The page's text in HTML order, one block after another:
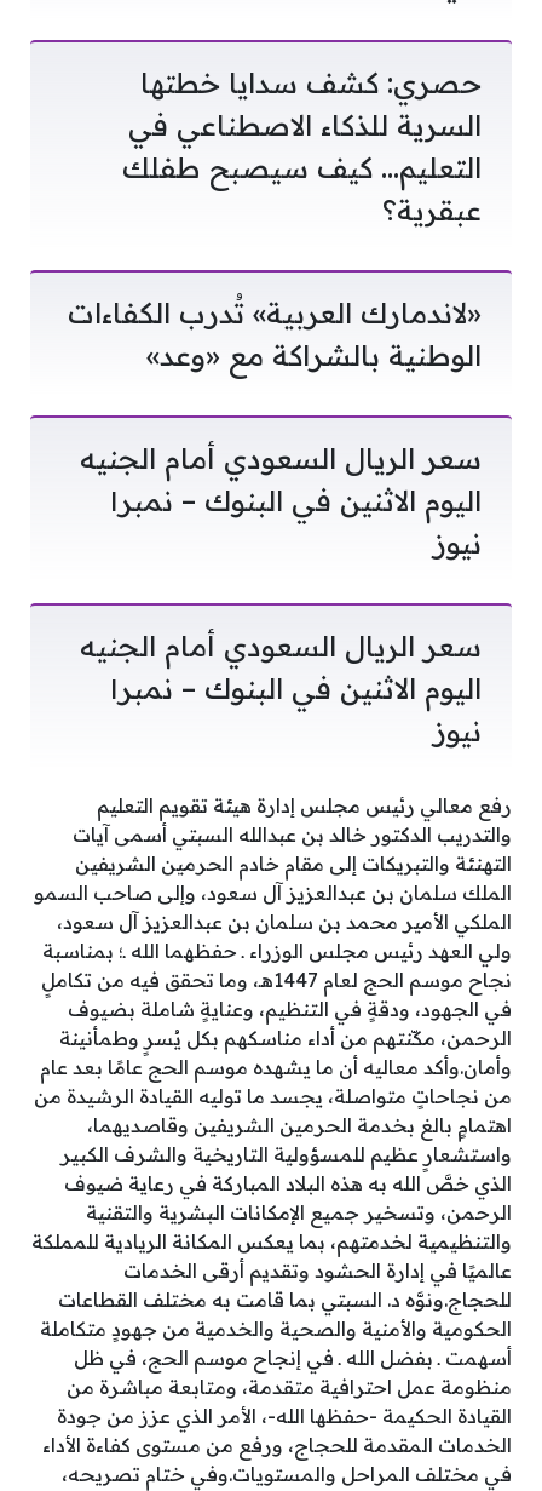
حصري: كشف سدايا خطتها
السرية للذكاء الاصطناعي في
التعليم… كيف سيصبح طفلك
عبقرية؟
«لاندمارك العربية» تُدرب الكفاءات
الوطنية بالشراكة مع «وعد»
سعر الريال السعودي أمام الجنيه
اليوم الاثنين في البنوك – نمبر١
نيوز
سعر الريال السعودي أمام الجنيه
اليوم الاثنين في البنوك – نمبر١
نيوز
رفع معالي رئيس مجلس إدارة هيئة تقويم التعليم
والتدريب الدكتور خالد بن عبدالله السبتي أسمى آيات
التهنئة والتبريكات إلى مقام خادم الحرمين الشريفين
الملك سلمان بن عبدالعزيز آل سعود، وإلى صاحب السمو
الملكي الأمير محمد بن سلمان بن عبدالعزيز آل سعود،
ولي العهد رئيس مجلس الوزراء ـ حفظهما الله ـ؛ بمناسبة
نجاح موسم الحج لعام 1447هـ، وما تحقق فيه من تكاملٍ
في الجهود، ودقةٍ في التنظيم، وعنايةٍ شاملة بضيوف
الرحمن، مكّنتهم من أداء مناسكهم بكل يُسرٍ وطمأنينة
وأمان.وأكد معاليه أن ما يشهده موسم الحج عامًا بعد عام
من نجاحاتٍ متواصلة، يجسد ما توليه القيادة الرشيدة من
اهتمامٍ بالغ بخدمة الحرمين الشريفين وقاصديهما،
واستشعارٍ عظيم للمسؤولية التاريخية والشرف الكبير
الذي خصَّ الله به هذه البلاد المباركة في رعاية ضيوف
الرحمن، وتسخير جميع الإمكانات البشرية والتقنية
والتنظيمية لخدمتهم، بما يعكس المكانة الريادية للمملكة
عالميًا في إدارة الحشود وتقديم أرقى الخدمات
للحجاج.ونوَّه د. السبتي بما قامت به مختلف القطاعات
الحكومية والأمنية والصحية والخدمية من جهودٍ متكاملة
أسهمت ـ بفضل الله ـ في إنجاح موسم الحج، في ظل
منظومة عمل احترافية متقدمة، ومتابعة مباشرة من
القيادة الحكيمة -حفظها الله-، الأمر الذي عزز من جودة
الخدمات المقدمة للحجاج، ورفع من مستوى كفاءة الأداء
في مختلف المراحل والمستويات.وفي ختام تصريحه،